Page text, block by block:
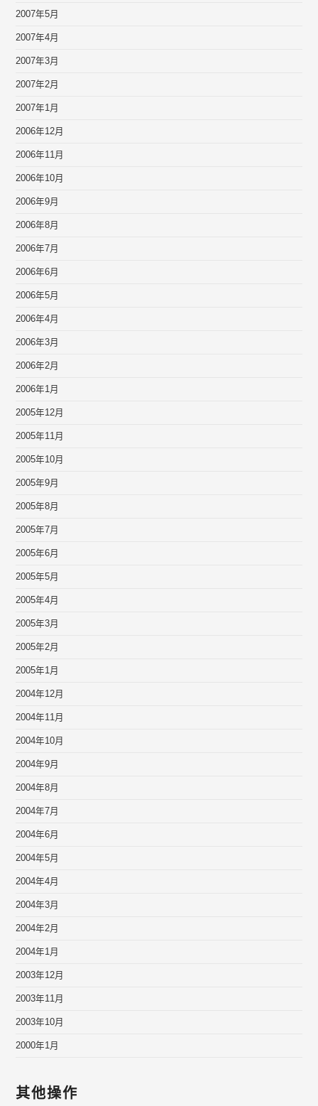
2007年5月
2007年4月
2007年3月
2007年2月
2007年1月
2006年12月
2006年11月
2006年10月
2006年9月
2006年8月
2006年7月
2006年6月
2006年5月
2006年4月
2006年3月
2006年2月
2006年1月
2005年12月
2005年11月
2005年10月
2005年9月
2005年8月
2005年7月
2005年6月
2005年5月
2005年4月
2005年3月
2005年2月
2005年1月
2004年12月
2004年11月
2004年10月
2004年9月
2004年8月
2004年7月
2004年6月
2004年5月
2004年4月
2004年3月
2004年2月
2004年1月
2003年12月
2003年11月
2003年10月
2000年1月
其他操作